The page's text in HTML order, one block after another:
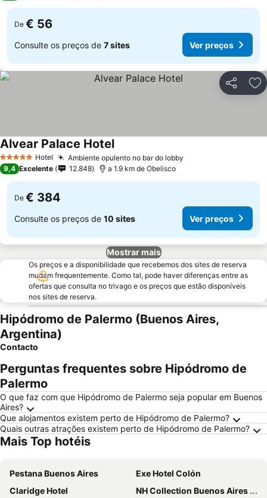
De € 56
Consulte os preços de 7 sites Ver preços
Partilhar
5 Estrelas Hotel Ambiente opulento no bar do lobby
Alvear Palace Hotel
9,4 Excelente 12.848 a 1.9 km de Obelisco
De € 384
Consulte os preços de 10 sites Ver preços
Mostrar mais
Os preços e a disponibilidade que recebemos dos sites de reserva
mudam frequentemente. Como tal, pode haver diferenças entre as
ofertas que consulta no trivago e os preços que estão disponíveis
nos sites de reserva.
Hipódromo de Palermo (Buenos Aires,
Argentina)
Contacto
Perguntas frequentes sobre Hipódromo de
Palermo
O que faz com que Hipódromo de Palermo seja popular em Buenos
Aires?
Que alojamentos existem perto de Hipódromo de Palermo?
Quais outras atrações existem perto de Hipódromo de Palermo?
Mais Top hotéis
Pestana Buenos Aires
Exe Hotel Colón
Claridge Hotel
NH Collection Buenos Aires Lancaster